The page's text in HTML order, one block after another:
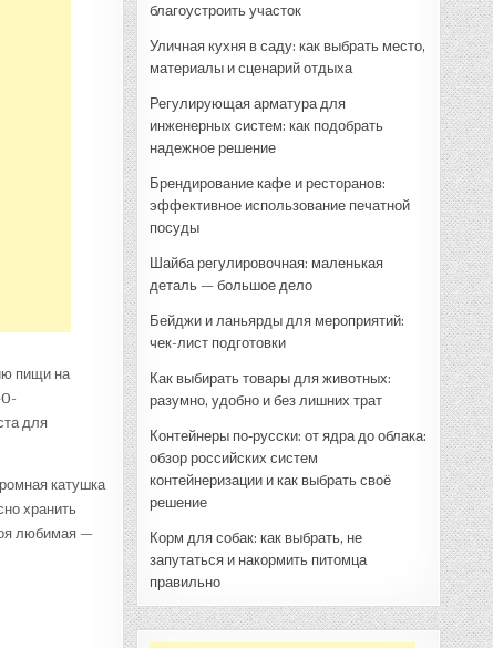
пищи на
для
катушка
хранить
любимая —
благоустроить участок
Уличная кухня в саду: как выбрать место,
материалы и сценарий отдыха
Регулирующая арматура для
инженерных систем: как подобрать
надежное решение
Брендирование кафе и ресторанов:
эффективное использование печатной
посуды
Шайба регулировочная: маленькая
деталь — большое дело
Бейджи и ланьярды для мероприятий:
чек-лист подготовки
Как выбирать товары для животных:
разумно, удобно и без лишних трат
Контейнеры по‑русски: от ядра до облака:
обзор российских систем
контейнеризации и как выбрать своё
решение
Корм для собак: как выбрать, не
запутаться и накормить питомца
правильно